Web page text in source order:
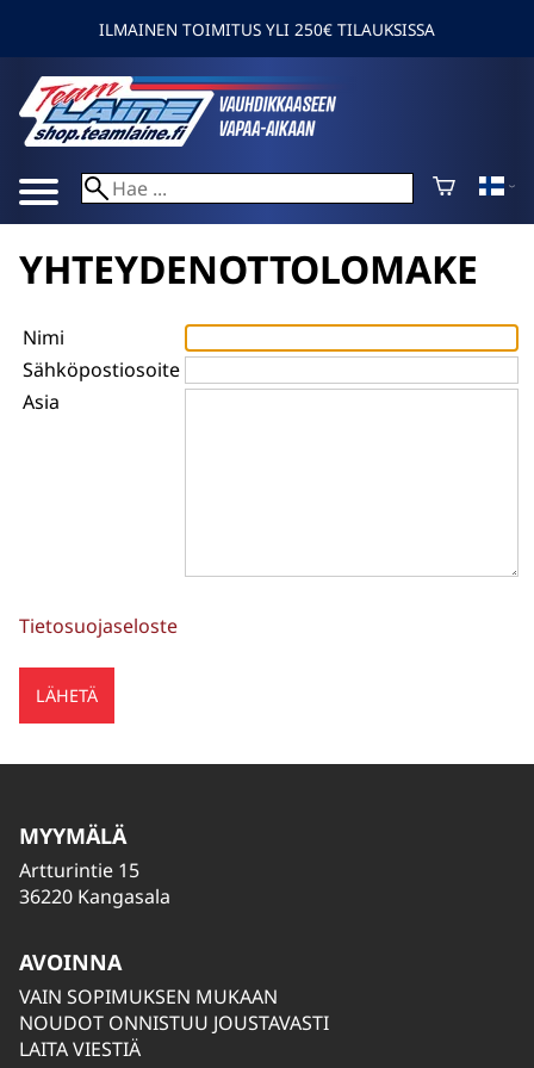
ILMAINEN TOIMITUS YLI 250€ TILAUKSISSA
YHTEYDENOTTOLOMAKE
Nimi
Sähköpostiosoite
Asia
Tietosuojaseloste
MYYMÄLÄ
Artturintie 15
36220 Kangasala
AVOINNA
VAIN SOPIMUKSEN MUKAAN
NOUDOT ONNISTUU JOUSTAVASTI
LAITA VIESTIÄ